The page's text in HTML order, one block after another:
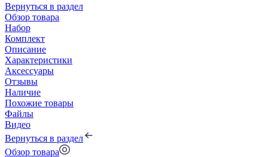
Вернуться в раздел
Обзор товара
Набор
Комплект
Описание
Характеристики
Аксессуары
Отзывы
Наличие
Похожие товары
Файлы
Видео
Вернуться в раздел
Обзор товара